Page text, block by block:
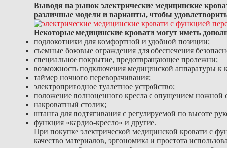
Выводя на рынок электрические медицинские
различные модели и варианты, чтобы
Некоторые медицинские кровати могут иметь
подлокотники для комфортной и удобной позиции;
съемные боковые ограждения для обеспечения
специальное покрытие, предотвращающее пролежни;
возможность подключения медицинской аппаратуры к
таймер ночного переворачивания;
электроприводное туалетное устройство;
положение полноценного кресла с опущением ножной
накроватный столик;
штанга для подтягивания с регулируемой по высоте
функция «кардио-кресло» и другие.
При покупке электрической медицинской кровати с
качество материалов, эргономика и простота